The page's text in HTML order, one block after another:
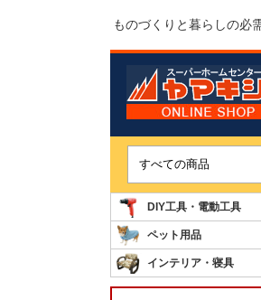
ものづくりと暮らしの必
DIY工具・電動工具
ペット用品
インテリア・寝具